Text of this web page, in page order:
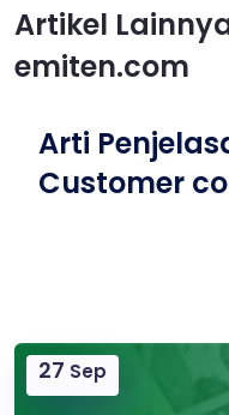
Artikel
emiten.com
Arti
Customer
27 Sep